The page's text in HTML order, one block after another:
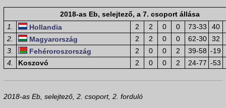
2018-as Eb, selejtező, a 7. csoport állása
1.
Hollandia 2 2 0 0 73-33
40
2.
Magyarország 2 2 0 0 62-30
32
3.
Fehéroroszország 2 0 0 2 39-58 -19
4.
Koszovó 2 0 0 2 24-77 -53
2018-as Eb, selejtező, 2. csoport, 2. forduló